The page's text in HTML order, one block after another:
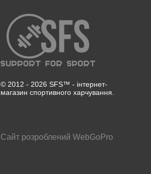
© 2012 - 2026 SFS™ - інтернет-
магазин спортивного харчування.
Сайт розроблений WebGoPro